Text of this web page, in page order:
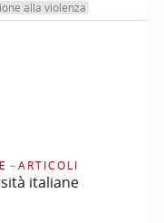
alla violenza
–ARTICOLI
italiane